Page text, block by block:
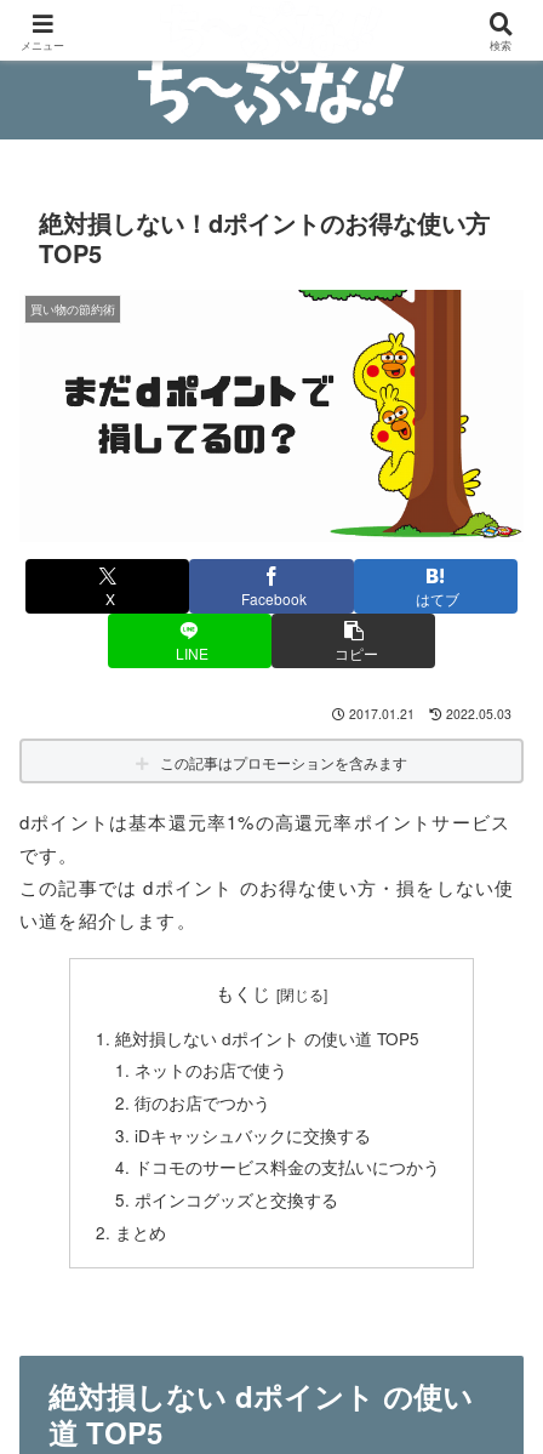
絶対損しない！dポイントのお得な使い方
TOP5
買い物の節約術
X Facebook はてブ
LINE コピー
2017.01.21 2022.05.03
この記事はプロモーションを含みます
dポイントは基本還元率1%の高還元率ポイントサービス
です。
この記事では dポイント のお得な使い方・損をしない使
い道を紹介します。
もくじ
絶対損しない dポイント の使い道 TOP5
ネットのお店で使う
街のお店でつかう
iDキャッシュバックに交換する
ドコモのサービス料金の支払いにつかう
ポインコグッズと交換する
まとめ
絶対損しない dポイント の使い
道 TOP5
メニュー 検索